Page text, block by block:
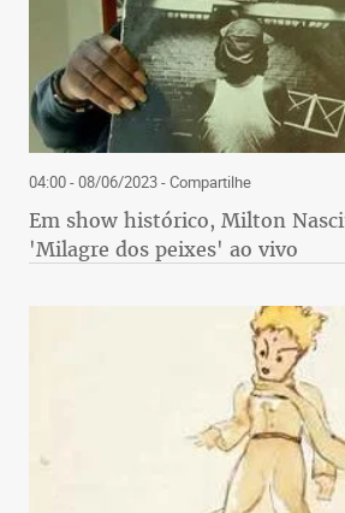
04:00 - 08/06/2023- Compartilhe
Em show histórico, Milton
'Milagre dos peixes' ao vivo